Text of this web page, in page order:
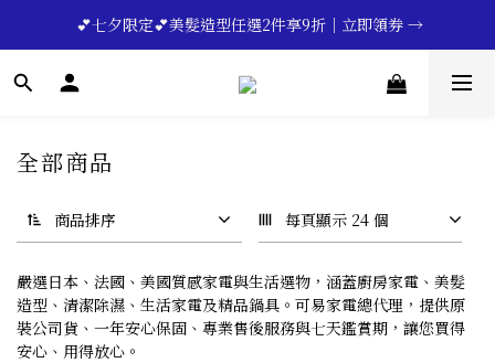
🔥💪My Superdad😍｜全館領券享9折｜立即領券 →
一分鐘登錄保固 | 買得安心又放心🔥▸▸
全部商品
商品排序 每頁顯示 24 個
嚴選日本、法國、美國質感家電與生活選物，涵蓋廚房家電、美髮
造型、清潔除濕、生活家電及精品鍋具。可易家電總代理，提供原
裝公司貨、一年安心保固、專業售後服務與七天鑑賞期，讓您買得
安心、用得放心。